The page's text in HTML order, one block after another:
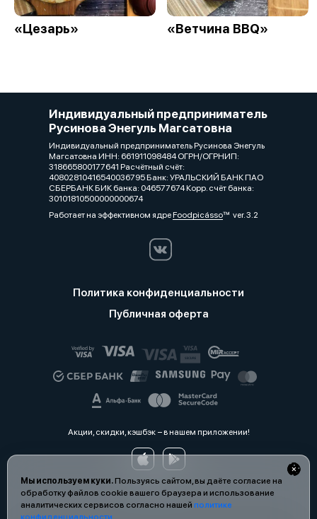
Мы используем куки.Пользуясь сайтом, вы даёте согласие на
обработку файлов cookie вашего браузера и использование
аналитических сервисов согласно нашей политике
конфиденциальности
«Цезарь» «Ветчина BBQ»
Индивидуальный предприниматель
Русинова Энегуль Магсатовна
Индивидуальный предприниматель Русинова Энегуль
Магсатовна ИНН: 661911098484 ОГРН/ОГРНИП:
318665800177641 Расчётный счёт:
40802810416540036795 Банк: УРАЛЬСКИЙ БАНК ПАО
СБЕРБАНК БИК банка: 046577674 Корр. счёт банка:
30101810500000000674
Работает на эффективном ядреFoodpicássover. 3.2
Политика конфиденциальности
Публичная оферта
Акции, скидки, кэшбэк − в нашем приложении!